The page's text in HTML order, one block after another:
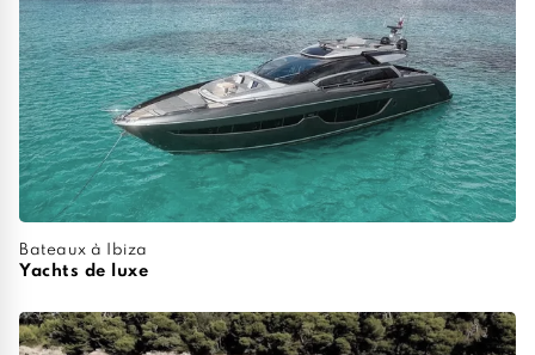
Bateaux à Ibiza
Yachts de luxe